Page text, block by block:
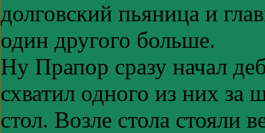
долговский пьяница и
один другого больше.
Ну Прапор сразу начал
схватил одного из них за
стол. Возле стола стояли